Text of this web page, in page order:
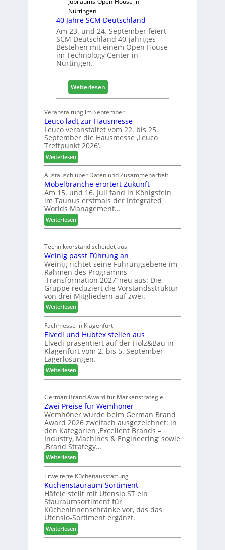
c
+
H
o
2
0
8
Nürtingen
40 Jahre SCM Deutschland
Am 23. und 24. September feiert
SCM Deutschland 40-jähriges
Bestehen mit einem Open House
im Technology Center in
Nürtingen.
Weiterlesen:
4
J
a
h
C
M
D
e
u
s
h
l
a
n
d
Veranstaltung im September
Leuco lädt zur Hausmesse
Leuco veranstaltet vom 22. bis 25.
September die Hausmesse ‚Leuco
Treffpunkt 2026‘.
Weiterlesen:
L
e
u
c
o
l
ä
d
z
u
r
H
a
u
s
m
e
s
s
e
Austausch über Daten und Zusammenarbeit
Möbelbranche erörtert Zukunft
Am 15. und 16. Juli fand in Königstein
im Taunus erstmals der Integrated
Worlds Management…
Weiterlesen:
M
b
e
l
b
r
a
n
c
h
e
e
r
ö
r
t
e
t
Z
u
k
u
n
f
t
Technikvorstand scheidet aus
Weinig passt Führung an
Weinig richtet seine Führungsebene im
Rahmen des Programms
‚Transformation 2027‘ neu aus: Die
Gruppe reduziert die Vorstandsstruktur
von drei Mitgliedern auf zwei.
Weiterlesen:
W
e
i
n
i
g
p
a
s
t
F
ü
h
r
u
n
g
a
n
Fachmesse in Klagenfurt
Elvedi und Hubtex stellen aus
Elvedi präsentiert auf der Holz&Bau in
Klagenfurt vom 2. bis 5. September
Lagerlösungen.
Weiterlesen:
E
v
e
d
i
u
n
d
H
u
b
t
e
x
s
t
e
German Brand Award für Markenstrategie
Zwei Preise für Wemhöner
Wemhöner wurde beim German Brand
Award 2026 zweifach ausgezeichnet: in
den Kategorien ‚Excellent Brands –
Industry, Machines & Engineering‘ sowie
‚Brand Strategy…
Weiterlesen:
Z
w
e
i
P
r
e
i
s
Erweiterte Küchenausstattung
Küchenstauraum-Sortiment
Häfele stellt mit Utensio ST ein
Stauraumsortiment für
Kücheninnenschränke vor, das das
Utensio-Sortiment ergänzt.
Weiterlesen:
K